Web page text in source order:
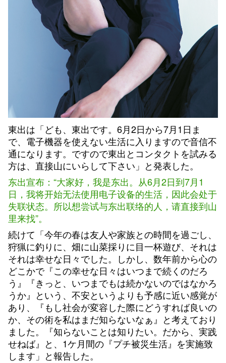
東出は「ども、東出です。6月2日から7月1日ま
で、電子機器を使えない生活に入りますので音信不
通になります。ですので東出とコンタクトを試みる
方は、直接山にいらして下さい」と発表した。
东出宣布：“大家好，我是东出。从6月2日到7月1
日，我将开始无法使用电子设备的生活，因此会处于
失联状态。所以想尝试与东出联络的人，请直接到山
里来找”。
続けて「今年の春は友人や家族との時間を過ごし、
狩猟に釣りに、畑に山菜採りに目一杯遊び、それは
それは幸せな日々でした。しかし、数年前から心の
どこかで『この幸せな日々はいつまで続くのだろ
う』『きっと、いつまでもは続かないのではなかろ
うか』という、不安というよりも予感に近い感覚が
あり、『もし社会が変容した際にどうすれば良いの
か、その術を私はまだ知らないなぁ』と考えており
ました。『知らないことは知りたい。だから、実践
せねば』と、1ケ月間の『プチ被災生活』を実施致
します」と報告した。